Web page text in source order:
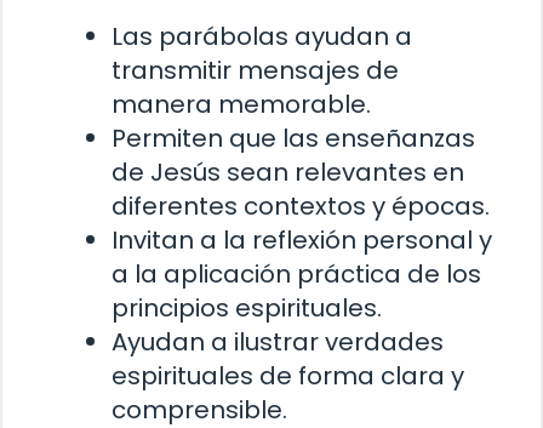
Las parábolas ayudan a
transmitir mensajes de
manera memorable.
Permiten que las enseñanzas
de Jesús sean relevantes en
diferentes contextos y épocas.
Invitan a la reflexión personal y
a la aplicación práctica de los
principios espirituales.
Ayudan a ilustrar verdades
espirituales de forma clara y
comprensible.